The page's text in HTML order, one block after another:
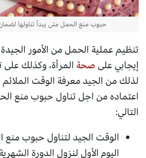
حبوب منع الحمل متى يبدأ تناولها
تنظيم عملية الحمل من الأمور
إيجابي علىصحة المرأة، وكذلك على
لذلك من الجيد معرفة الوقت
اعتماده من اجل تناول حبوب منع
التالي:
الوقت الجيد لتناول حبوب
اليوم الأول لنزول الدورة